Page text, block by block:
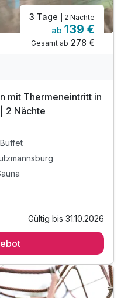
3 Tage | 2 Nächte
ab 139 €
Gesamt ab 278 €
mit Thermeneintritt in
2 Nächte
& Nutzgarten
Gültig bis 31.10.2026